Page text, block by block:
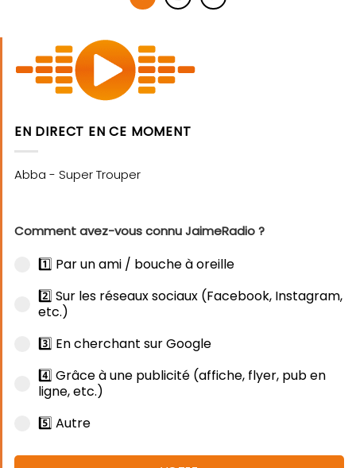
EN DIRECT EN CE MOMENT
Comment avez-vous connu JaimeRadio ?
1️⃣ Par un ami / bouche à oreille
2️⃣ Sur les réseaux sociaux (Facebook, Instagram,
etc.)
3️⃣ En cherchant sur Google
4️⃣ Grâce à une publicité (affiche, flyer, pub en
ligne, etc.)
5️⃣ Autre